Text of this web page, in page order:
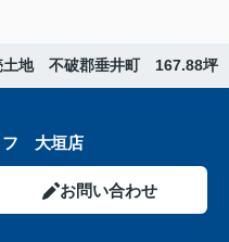
土地 不破郡垂井町 167.88坪
フ 大垣店
お問い合わせ